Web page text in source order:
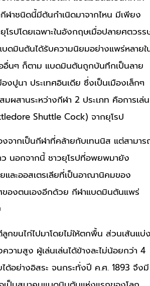
าชนิดนี้มีต้นกำเนิดมาจากไหน มีเพียง
รปโดยเฉพาะในอังกฤษเมื่อปลายศตวรร
ดมินตันได้รับความนิยมอย่างแพร่หลายใ
อื่นๆ ก็ตาม แบดมินตันถูกบันทึกเป็นลาย
ปูนา ประเทศอินเดีย ซึ่งเป็นเมืองเล็กๆ
ผสานระหว่างกีฬา 2 ประเภท คือการเล่น
Shuttle Cock) จากยุโรป
จากเป็นกีฬาที่คล้ายกับเทนนิส แต่สามาร
ว นอกจากนี้ ชาวยุโรปที่อพยพมายัง
และออสเตรเลียที่เป็นอาณานิคมของ
ของตนเองอีกด้วย กีฬาแบดมินตันแพร่
ขนไก่ไปมาโดยไม่ให้ตกพื้น ส่วนเส้นแบ่ง
วามสูง ผู้เล่นเล่นได้ข้างละไม่น้อยกว่า 4
อย่างอิสระ จนกระทั่งปี ค.ศ. 1893 จึงมี